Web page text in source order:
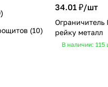
34.01 ₽/шт
Ограничитель
рейку металл
В наличии: 115
(10)